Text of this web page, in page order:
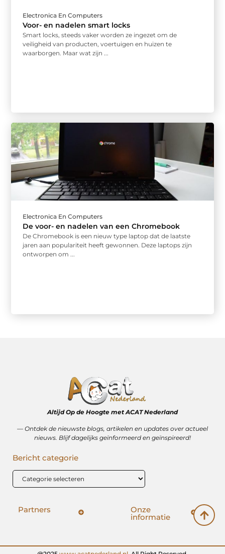
Electronica En Computers
Voor- en nadelen smart locks
Smart locks, steeds vaker worden ze ingezet om de
veiligheid van producten, voertuigen en huizen te
waarborgen. Maar wat zijn ...
Electronica En Computers
De voor- en nadelen van een Chromebook
De Chromebook is een nieuw type laptop dat de laatste
jaren aan populariteit heeft gewonnen. Deze laptops zijn
ontworpen om ...
Altijd Op de Hoogte met ACAT Nederland
–– Ontdek de nieuwste blogs, artikelen en updates over actueel
nieuws. Blijf dagelijks geïnformeerd en geïnspireerd!
Bericht categorie
Partners Onze
informatie